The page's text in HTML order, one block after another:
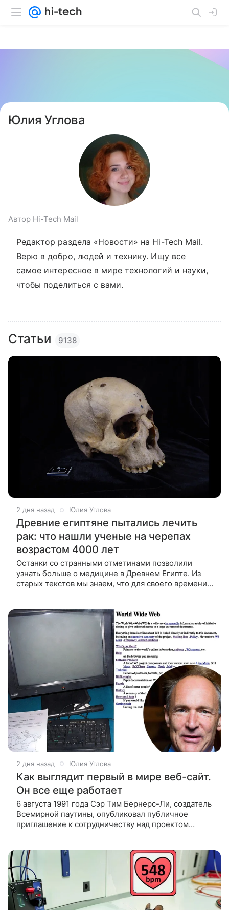
Юлия Углова
Автор Hi-Tech Mail
Редактор раздела «Новости» на Hi-Tech Mail.
Верю в добро, людей и технику. Ищу все
самое интересное в мире технологий и науки,
чтобы поделиться с вами.
Статьи 9138
2 дня назад Юлия Углова
Древние египтяне пытались лечить
рак: что нашли ученые на черепах
возрастом 4000 лет
Останки со странными отметинами позволили
узнать больше о медицине в Древнем Египте. Из
старых текстов мы знаем, что для своего времени
2 дня назад Юлия Углова
Как выглядит первый в мире веб-сайт.
Он все еще работает
6 августа 1991 года Сэр Тим Бернерс-Ли, создатель
Всемирной паутины, опубликовал публичное
приглашение к сотрудничеству над проектом